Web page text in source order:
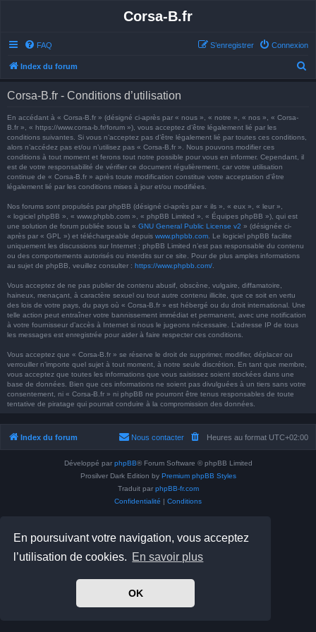
En poursuivant votre navigation, vous acceptez
l’utilisation de cookies. En savoir plus
OK
Corsa-B.fr
FAQ Connexion
S’enregistrer
Index du forum
Corsa-B.fr - Conditions d’utilisation
En accédant à « Corsa-B.fr » (désigné ci-après par « nous », « notre », « nos », « Corsa-
B.fr », « https://www.corsa-b.fr/forum »), vous acceptez d’être légalement lié par les
conditions suivantes. Si vous n’acceptez pas d’être légalement lié par toutes ces conditions,
alors n’accédez pas et/ou n’utilisez pas « Corsa-B.fr ». Nous pouvons modifier ces
conditions à tout moment et ferons tout notre possible pour vous en informer. Cependant, il
est de votre responsabilité de vérifier ce document régulièrement, car votre utilisation
continue de « Corsa-B.fr » après toute modification constitue votre acceptation d’être
légalement lié par les conditions mises à jour et/ou modifiées.
Nos forums sont propulsés par phpBB (désigné ci-après par « ils », « eux », « leur »,
« logiciel phpBB », « www.phpbb.com », « phpBB Limited », « Équipes phpBB »), qui est
une solution de forum publiée sous la « GNU General Public License v2 » (désignée ci-
après par « GPL ») et téléchargeable depuis www.phpbb.com . Le logiciel phpBB facilite
uniquement les discussions sur Internet ; phpBB Limited n’est pas responsable du contenu
ou des comportements autorisés ou interdits sur ce site. Pour de plus amples informations
au sujet de phpBB, veuillez consulter : https://www.phpbb.com/
Vous acceptez de ne pas publier de contenu abusif, obscène, vulgaire, diffamatoire,
haineux, menaçant, à caractère sexuel ou tout autre contenu illicite, que ce soit en vertu
des lois de votre pays, du pays où « Corsa-B.fr » est hébergé ou du droit international. Une
telle action peut entraîner votre bannissement immédiat et permanent, avec une notification
à votre fournisseur d’accès à Internet si nous le jugeons nécessaire. L’adresse IP de tous
les messages est enregistrée pour aider à faire respecter ces conditions.
Vous acceptez que « Corsa-B.fr » se réserve le droit de supprimer, modifier, déplacer ou
verrouiller n’importe quel sujet à tout moment, à notre seule discrétion. En tant que membre,
vous acceptez que toutes les informations que vous saisissez soient stockées dans une
base de données. Bien que ces informations ne soient pas divulguées à un tiers sans votre
consentement, ni « Corsa-B.fr » ni phpBB ne pourront être tenus responsables de toute
tentative de piratage qui pourrait conduire à la compromission des données.
Index du forum Heures au format UTC+02:00
Nous contacter
Développé par phpBB® Forum Software © phpBB Limited
Prosilver Dark Edition by Premium phpBB Styles
Traduit par phpBB-fr.com
Confidentialité | Conditions